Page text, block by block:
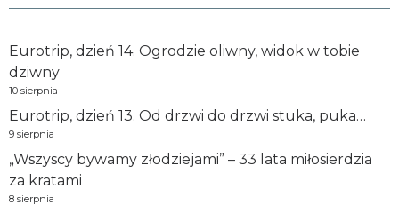
Eurotrip, dzień 14. Ogro­dzie oliwny, widok w tobie
dziwny
10 sierpnia
Eurotrip, dzień 13. Od drzwi do drzwi stuka, puka…
9 sierpnia
„Wszyscy bywamy złodziejami” – 33 lata miłosierdzia
za kratami
8 sierpnia